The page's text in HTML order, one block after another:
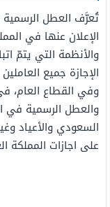
تُعرَّف العطل الرسمية
الإعلان عنها في
والأنظمة التي يتمّ
الإجازة جميع
وفي القطاع العام،
والعطل الرسمية في
السعودي والأعياد
على اجازات المملكة